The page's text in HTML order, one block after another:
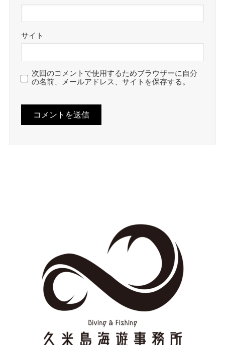
サイト
次回のコメントで使用するためブラウザーに自分
の名前、メールアドレス、サイトを保存する。